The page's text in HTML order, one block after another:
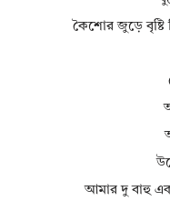
কৈশোর জুড়ে
আমার দু বাহু